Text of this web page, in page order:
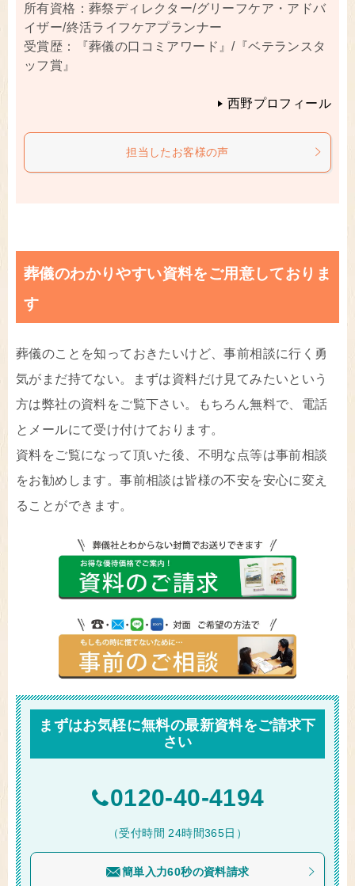
所有資格：葬祭ディレクター/グリーフケア・アドバ
イザー/終活ライフケアプランナー
受賞歴：『葬儀の口コミアワード』/『ベテランスタ
ッフ賞』
西野プロフィール
担当したお客様の声
葬儀のわかりやすい資料をご用意しておりま
す
葬儀のことを知っておきたいけど、事前相談に行く勇
気がまだ持てない。まずは資料だけ見てみたいという
方は弊社の資料をご覧下さい。もちろん無料で、電話
とメールにて受け付けております。
資料をご覧になって頂いた後、不明な点等は事前相談
をお勧めします。事前相談は皆様の不安を安心に変え
ることができます。
まずはお気軽に無料の最新資料をご請求下
さい
0120-40-4194
（受付時間 24時間365日）
簡単入力60秒の資料請求